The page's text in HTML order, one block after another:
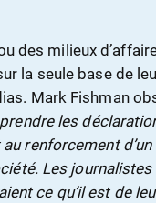
des milieux
la seule base de
Mark Fishman
les
renforcement
Les
ce qu’il est de